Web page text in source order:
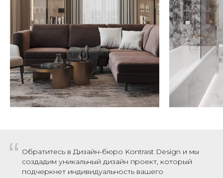
“ Обратитесь в Дизайн-бюро Kontrast Design и мы
создадим уникальный дизайн проект, который
подчеркнет индивидуальность вашего